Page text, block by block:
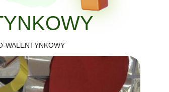
WALENTYNKOWY